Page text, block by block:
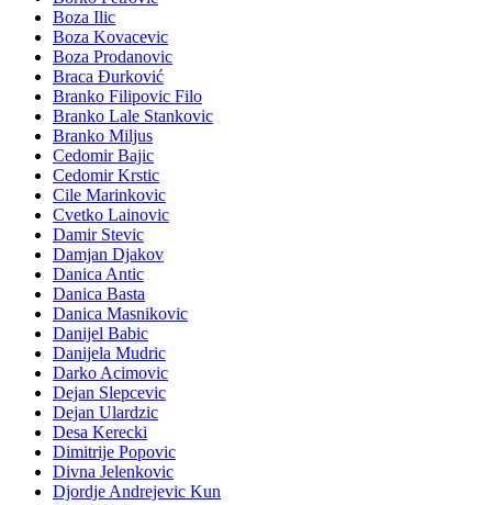
Boza Ilic
Boza Kovacevic
Boza Prodanovic
Braca Đurković
Branko Filipovic Filo
Branko Lale Stankovic
Branko Miljus
Cedomir Bajic
Cedomir Krstic
Cile Marinkovic
Cvetko Lainovic
Damir Stevic
Damjan Djakov
Danica Antic
Danica Basta
Danica Masnikovic
Danijel Babic
Danijela Mudric
Darko Acimovic
Dejan Slepcevic
Dejan Ulardzic
Desa Kerecki
Dimitrije Popovic
Divna Jelenkovic
Djordje Andrejevic Kun